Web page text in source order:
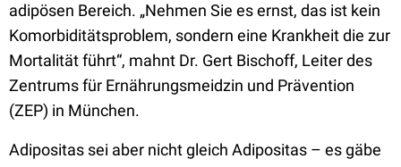
adipösen Bereich. „Nehmen Sie es ernst, das ist kein
Komorbiditätsproblem, sondern eine Krankheit die zur
Mortalität führt“, mahnt Dr. Gert Bischoff, Leiter des
Zentrums für Ernährungsmeidzin und Prävention
(ZEP) in München.
Adipositas sei aber nicht gleich Adipositas – es gäbe